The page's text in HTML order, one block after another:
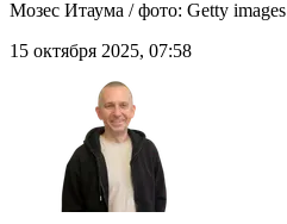
Мозес Итаума / фото: Getty images
15 октября 2025, 07:58